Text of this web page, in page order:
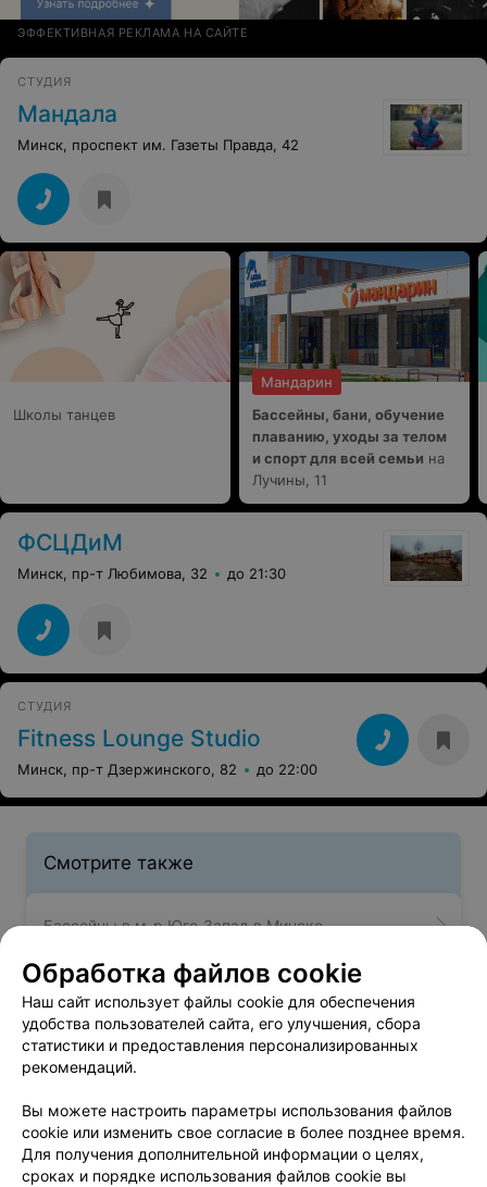
ЭФФЕКТИВНАЯ РЕКЛАМА НА САЙТЕ
СТУДИЯ
Мандала
Минск, проспект им. Газеты Правда, 42
Школы танцев
Мандарин
Бассейны, бани, обучение
плаванию, уходы за телом
и спорт для всей семьи на
Лучины, 11
ФСЦДиМ
Минск, пр-т Любимова, 32 до 21:30
СТУДИЯ
Fitness Lounge Studio
Минск, пр-т Дзержинского, 82 до 22:00
Смотрите также
Бассейны в м-р Юго-Запад в Минске
Тренажерные залы в м-р Юго-запад в Минске
Вам будет интересно
Фитнес-клубы в районе Минск Мир
Обработка файлов cookie
Наш сайт использует файлы cookie для обеспечения
удобства пользователей сайта, его улучшения, сбора
статистики и предоставления персонализированных
рекомендаций.
Вы можете настроить параметры использования файлов
cookie или изменить свое согласие в более позднее время.
Для получения дополнительной информации о целях,
сроках и порядке использования файлов cookie вы